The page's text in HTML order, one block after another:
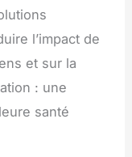
l’impact de
et sur la
: une
santé